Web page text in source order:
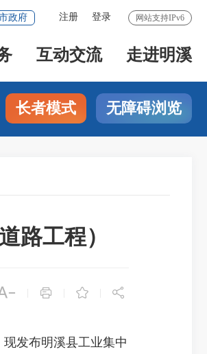
网站支持IPv6
注册 登录
政府
互动交流 走进明溪
长者模式 无障碍浏览
路工程）
  
发布明溪县工业集中